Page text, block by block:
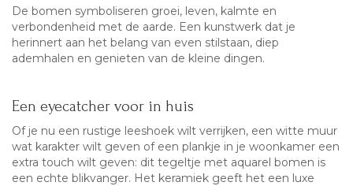
De bomen symboliseren groei, leven, kalmte en
verbondenheid met de aarde. Een kunstwerk dat je
herinnert aan het belang van even stilstaan, diep
ademhalen en genieten van de kleine dingen.
Een eyecatcher voor in huis
Of je nu een rustige leeshoek wilt verrijken, een witte muur
wat karakter wilt geven of een plankje in je woonkamer een
extra touch wilt geven: dit tegeltje met aquarel bomen is
een echte blikvanger. Het keramiek geeft het een luxe